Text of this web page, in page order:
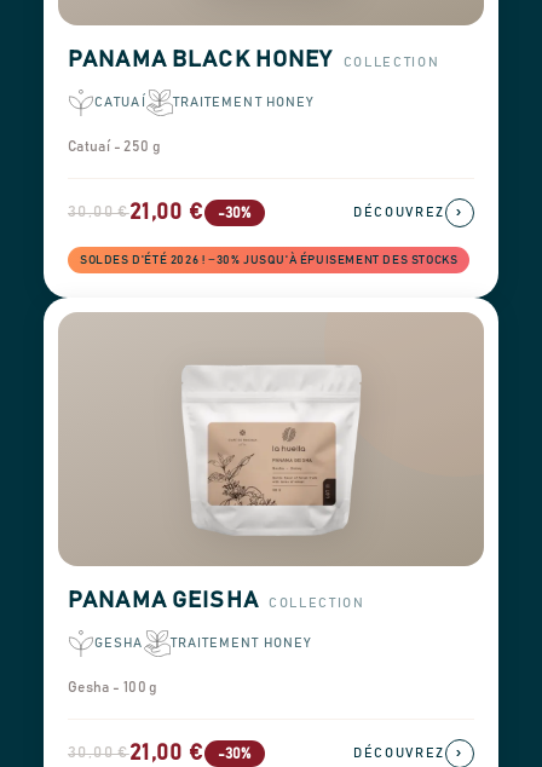
PANAMA BLACK HONEY COLLECTION
CATUAÍ TRAITEMENT HONEY
Catuaí - 250 g
30,00 €21,00 € -30%
SOLDES D'ÉTÉ 2026 ! −30% JUSQU'À ÉPUISEMENT DES STOCKS
DÉCOUVREZ ›
PANAMA GEISHA COLLECTION
GESHA TRAITEMENT HONEY
Gesha - 100 g
30,00 €21,00 € -30% DÉCOUVREZ ›